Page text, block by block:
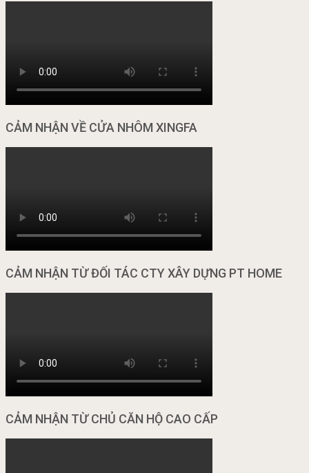
CẢM NHẬN VỀ CỬA NHÔM XINGFA
CẢM NHẬN TỪ ĐỐI TÁC CTY XÂY DỰNG PT HOME
CẢM NHẬN TỪ CHỦ CĂN HỘ CAO CẤP